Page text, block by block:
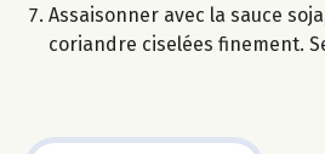
Assaisonner avec la sauce
coriandre ciselées finement.